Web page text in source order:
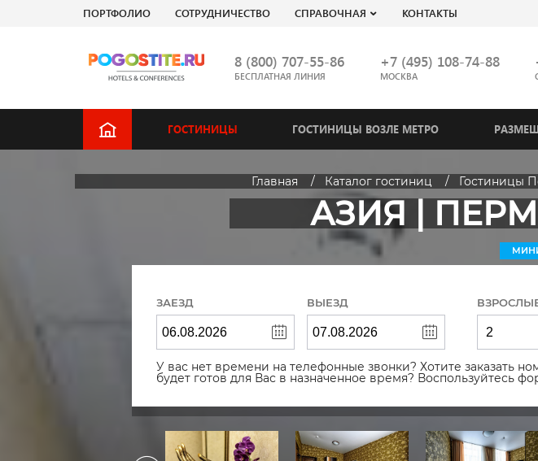
ПОРТФОЛИО СОТРУДНИЧЕСТВО СПРАВОЧНАЯ КОНТАКТЫ
8 (800) 707-55-86
БЕСПЛАТНАЯ ЛИНИЯ
+7 (495) 108-74-88
МОСКВА
ГОСТИНИЦЫ ГОСТИНИЦЫ ВОЗЛЕ МЕТРО
Главная Каталог гостиниц Гостиницы
АЗИЯ |
ЗАЕЗД ВЫЕЗД
У вас нет времени на телефонные звонки? Хотите заказать
будет готов для Вас в назначенное время? Воспользуйтесь